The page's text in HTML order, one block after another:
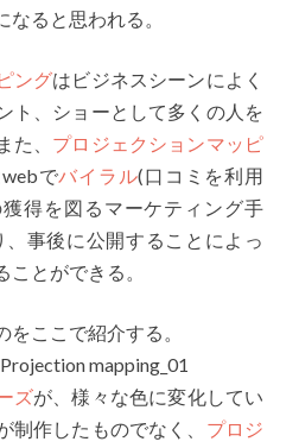
ると思われる。
ングはビジネスシーンによく
ト、ショーとして多くの人を
た、 プロジェクションマッピ
でバイラル(口コミを利用
得を図るマーケティング手
、事後に公開することによっ
とができる。
ここで紹介する。
mapping_01
ズが、様々な色に変化してい
制作したものでなく、 プロジ